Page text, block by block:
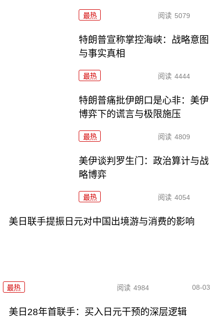
最热 阅读 5079
特朗普宣称掌控海峡：战略意图
与事实真相
最热 阅读 4444
特朗普痛批伊朗口是心非：美伊
博弈下的谎言与极限施压
最热 阅读 4809
美伊谈判罗生门：政治算计与战
略博弈
最热 阅读 4054
美日联手提振日元对中国出境游与消费的影响
最热 阅读 4984 08-03
美日28年首联手：买入日元干预的深层逻辑